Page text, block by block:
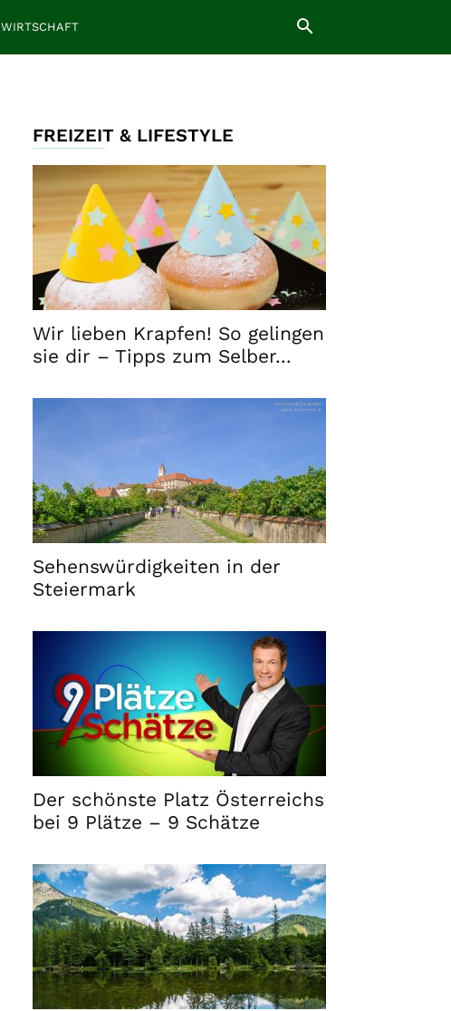
WIRTSCHAFT
FREIZEIT & LIFESTYLE
Wir lieben Krapfen! So gelingen
sie dir – Tipps zum Selber...
Sehenswürdigkeiten in der
Steiermark
Der schönste Platz Österreichs
bei 9 Plätze – 9 Schätze